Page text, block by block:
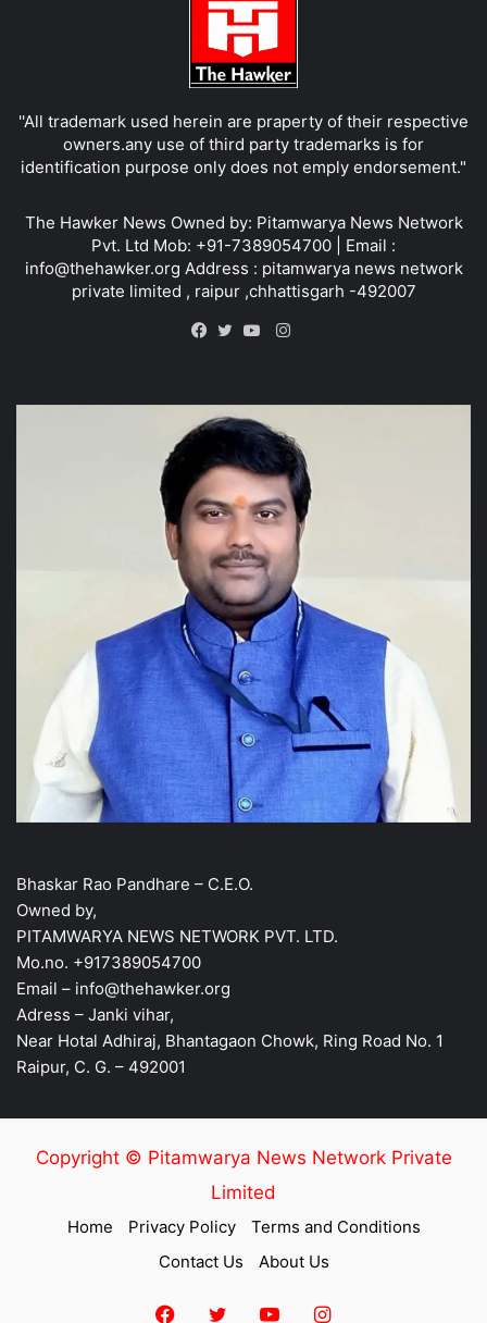
''All trademark used herein are praperty of their respective
owners.any use of third party trademarks is for
identification purpose only does not emply endorsement."
The Hawker News Owned by: Pitamwarya News Network
Pvt. Ltd Mob: +91-7389054700 | Email :
info@thehawker.org Address : pitamwarya news network
private limited , raipur ,chhattisgarh -492007
Instagram
Bhaskar Rao Pandhare – C.E.O.
Owned by,
PITAMWARYA NEWS NETWORK PVT. LTD.
Mo.no. +917389054700
Email – info@thehawker.org
Adress – Janki vihar,
Near Hotal Adhiraj, Bhantagaon Chowk, Ring Road No. 1
Raipur, C. G. – 492001
Copyright © Pitamwarya News Network Private
Limited
Home Privacy Policy
Terms and Conditions
Contact Us
About Us
Facebook
TwitterYouTubeInstagram